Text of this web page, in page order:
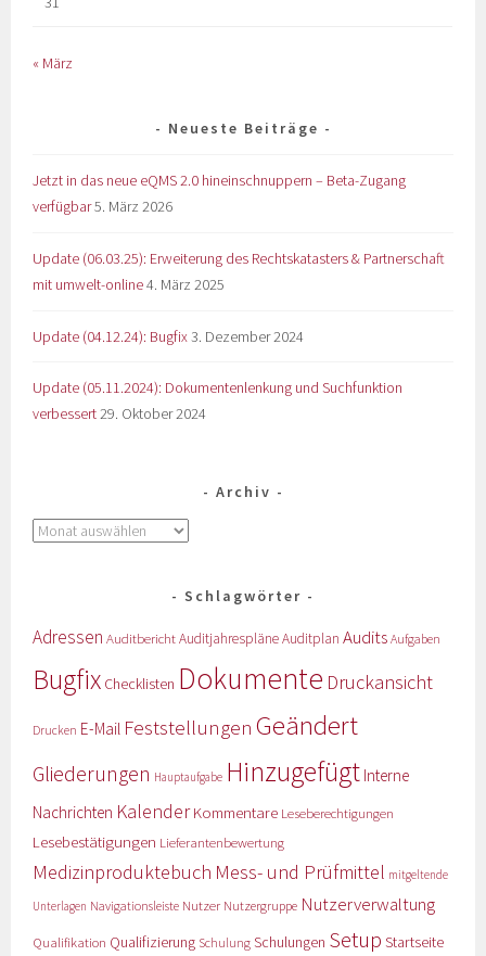
« März
Neueste Beiträge
Jetzt in das neue eQMS 2.0 hineinschnuppern – Beta-Zugang
verfügbar5. März 2026
Update (06.03.25): Erweiterung des Rechtskatasters & Partnerschaft
mit umwelt-online4. März 2025
Update (04.12.24): Bugfix 3. Dezember 2024
Update (05.11.2024): Dokumentenlenkung und Suchfunktion
verbessert29. Oktober 2024
Archiv
Schlagwörter
Adressen AuditberichtAuditjahrespläneAuditplan Audits Aufgaben
Bugfix Checklisten Dokumente Druckansicht
Drucken E-Mail Feststellungen Geändert
Gliederungen Hauptaufgabe Hinzugefügt Interne
Nachrichten KalenderKommentare Leseberechtigungen
Lesebestätigungen Lieferantenbewertung
Medizinproduktebuch Mess- und Prüfmittel mitgeltende
Unterlagen Navigationsleiste Nutzer Nutzergruppe Nutzerverwaltung
Qualifikation Qualifizierung Schulung Schulungen Setup Startseite